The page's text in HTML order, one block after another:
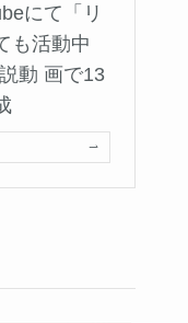
にて「リ
も活動中
動 画で13